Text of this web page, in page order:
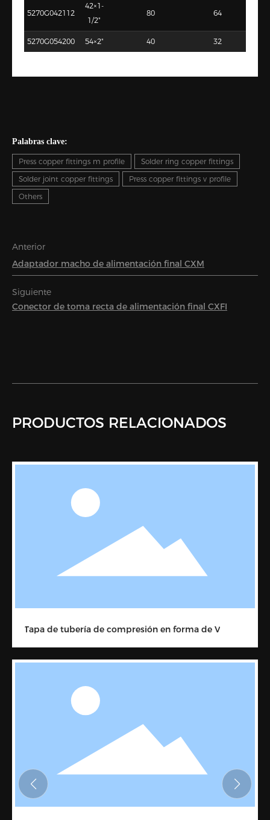
5270G042112
42×1-
1/2"
80 64
5270G054200 54×2" 40 32
Palabras clave:
Press copper fittings m profile
Solder ring copper fittings
Solder joint copper fittings
Press copper fittings v profile
Others
Anterior
Adaptador macho de alimentación final CXM
Siguiente
Conector de toma recta de alimentación final CXFI
PRODUCTOS RELACIONADOS
Enchufe de presión de tarjeta en V 90 grados